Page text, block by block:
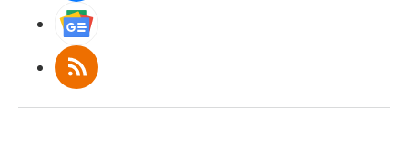
RSS